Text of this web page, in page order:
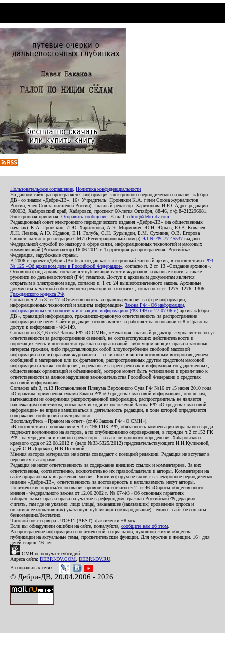
Пользовательское соглашение Политика конфиденциальности
На данном сайте распространяется информация электронного периодического издания «Дебри-
ДВ» со знаком «Дебри-ДВ». 16+ Учредитель: Пронякин К.А. (член Союза журналистов
России, член Союза писателей России). Главный редактор: Харитонова И.Ю. Адрес редакции:
680032, Хабаровский край, Хабаровск, проспект 60-летия Октября, 88-46, т./ф.84212296081.
Электронная приемная: Отправить сообщение . E-mail: editor@debri-dv.com
Редакционный совет электронного периодического издания «Дебри-ДВ» (на общественных
началах): К.А. Пронякин, И.Ю. Харитонова, А.Э. Мирмович, Ю.Н. Юрьев, Ю.В. Ковалев,
Л.Н. Левина, А.Ю. Жданов, Е.Н. Голубь, С.Н. Бурындин, Б.М. Сухинин, О.В. Егорова
Свидетельство о регистрации СМИ (Регистрационный номер) ЭЛ № ФС77-45537 выдано
Федеральной службой по надзору в сфере связи, информационных технологий и массовых
коммуникаций (Роскомнадзор) 16.06.2011 г. Территория распространения: Российская
Федерация, зарубежные страны.
В 2006 г. проект «Дебри-ДВ» был создан как электронный частный архив, в соответствии с ФЗ
№ 125 «Об архивном деле в Российской Федерации» , согласно п. 2 ст. 13 «Создание архивов».
Основной фонд архива составляют публикации газет и журналов, изданные книги, а также
рукописи по дальневосточной (РФ) тематике. Доступ к архивным документам является
открытым в электронном виде, согласно п. 1 ст. 24 вышеобозначенного закона. Архивные
документы к частной собственности редакции не относятся, согласно ст.ст. 1275, 1276, 1306
Гражданского кодекса РФ
Согласно ч.2. п.3. ст.17 «Ответственность за правонарушения в сфере информации,
информационных технологий и защиты информации» Закона РФ «Об информации,
информационных технологиях и о защите информации» (ФЗ-149 от 27.07.06 г.) архив «Дебри-
ДВ», хранящий информацию, гражданско-правовую ответственность за распространение
информации не несет. Сайт и редакция основываются и работают на основании ст.8 «Право на
доступ к информации» ФЗ-149.
Согласно пп.3,4,6 ст.57 Закона РФ «О СМИ», «Редакция, главный редактор, журналист не несут
ответственности за распространение сведений, не соответствующих действительности и
порочащих честь и достоинство граждан и организаций, либо ущемляющих права и законные
интересы граждан, либо представляющих собой злоупотребление свободой массовой
информации и (или) правами журналиста: ...если они являются дословным воспроизведением
сообщений и материалов или их фрагментов, распространенных другим средством массовой
информации (а также сообщения, переданные в пресс-релизах и информация государственных,
общественных организаций и объединений), которое может быть установлено и привлечено к
ответственности за данное нарушение законодательства Российской Федерации о средствах
массовой информации».
Согласно абз.3, п.13 Постановления Пленума Верховного Суда РФ №16 от 15 июня 2010 года
«О практике применения судами Закона РФ «О средствах массовой информации», «по делам,
вытекающим из содержания распространенной информации, распространитель не является
надлежащим ответчиком, поскольку исходя из положений Закона РФ «О средствах массовой
информации» не вправе вмешиваться в деятельность редакции, в ходе которой определяется
содержание сообщений и материалов».
Воспользуйтесь «Правом на ответ» (ст.46 Закона РФ «О СМИ»).
«В соответствии с положением ч.3 ст.196 ГПК РФ, обязанность компенсации морального вреда
подлежит возложению на авторов, а по опубликованию опровержения, в порядке ч.2 ст.152 ГК
РФ - на учредителя и главного редактор», - из апелляционного определения Хабаровского
краевого суда от 22.08.2012 г. (дело №33-5325/2012) председательствующего И.И.Куликовой,
судей С.И.Дорожко, Н.В.Пестовой.
Мнения авторов материалов не всегда совпадают с позицией редакции. Редакция не вступает в
переписку с авторами.
Редакция не несет ответственность за содержание внешних ссылок и комментариев. За них
ответственны, соответственно, исключительно их правообладатели и авторы. Комментарии на
сайте приравнены к выражению мнения. Блоги и форум не входят в электронное периодическое
издание «Дебри-ДВ», ответственность за достоверность и наполняемость несут авторы.
Политические опросы/голосования проводятся согласно ч.2. ст.46 «Опросы общественного
мнения» Федерального закона от 12.06.2002 г. № 67-ФЗ «Об основных гарантиях
избирательных прав и права на участие в референдуме граждан Российской Федерации»;
считать, там где не указано: лицо (лица), заказавшее (заказавших) проведение опроса и
оплатившее (оплативших) указанную публикацию (обнародование) - едино - сайт, без оплаты -
безвозмездно/бесплатно.
Часовой пояс сервера UTC+11 (AEST), фактически +8 мск.
Если вы обнаружили ошибки на сайте, пожалуйста, сообщите нам об этом
Распространение информации о политической, социальной, духовной жизни общества,
публикации на актуальные темы, просветительские функции. Для мужчин и женщин. 16+ для
детей старше 16 лет.
СМИ не получает субсидий.
Адреса сайта: DEBRI-DV.COM DEBRI-DV.RU
В социальных сетях:
© Дебри-ДВ, 20.04.2006 - 2026